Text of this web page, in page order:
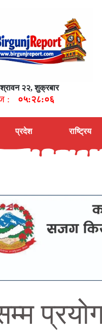
२२, शुक्रबार
: ०५:२८:०७
प्रदेश राष्ट्रिय